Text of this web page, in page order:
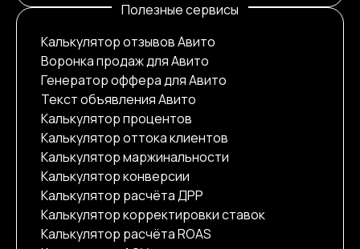
Полезные сервисы
Калькулятор отзывов Авито
Воронка продаж для Авито
Генератор оффера для Авито
Текст объявления Авито
Калькулятор процентов
Калькулятор оттока клиентов
Калькулятор маржинальности
Калькулятор конверсии
Калькулятор расчёта ДРР
Калькулятор корректировки ставок
Калькулятор расчёта ROAS